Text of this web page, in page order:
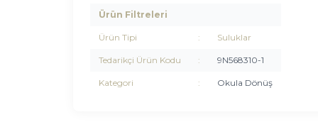
Ürün Filtreleri
Ürün Tipi : Suluklar
Tedarikçi Ürün Kodu : 9N568310-1
Kategori : Okula Dönüş